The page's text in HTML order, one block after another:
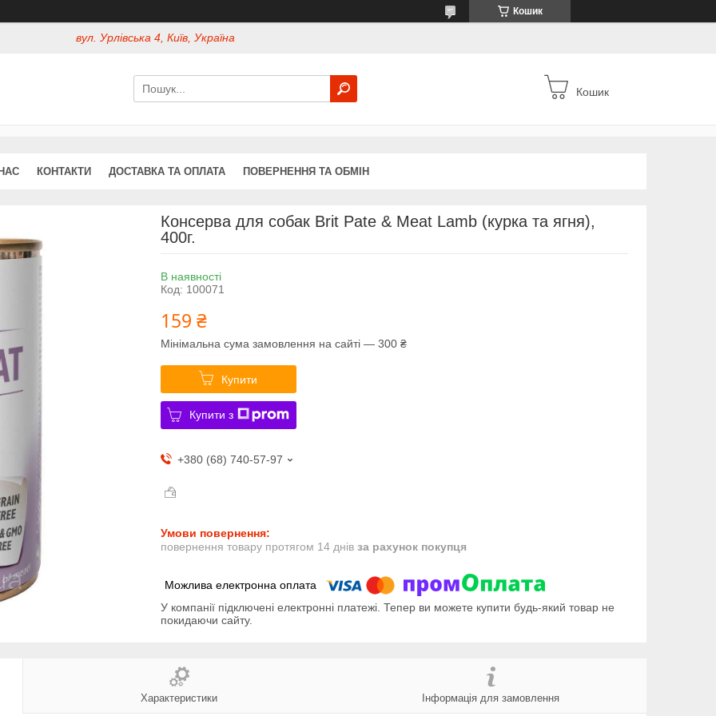
Кошик
вул. Урлівська 4, Київ, Україна
Кошик
КОНТАКТИ ДОСТАВКА ТА ОПЛАТА ПОВЕРНЕННЯ ТА ОБМІН
Консерва для собак Brit Pate & Meat Lamb (курка та ягня),
400г.
В наявності
Код: 100071
159 ₴
Мінімальна сума замовлення на сайті — 300 ₴
Купити
Купити з
+380 (68) 740-57-97
повернення товару протягом 14 днів за рахунок покупця
У компанії підключені електронні платежі. Тепер ви можете купити будь-який товар не
покидаючи сайту.
Характеристики Інформація для замовлення